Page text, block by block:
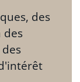
des
des